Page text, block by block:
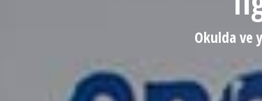
Okulda ve